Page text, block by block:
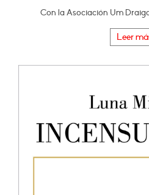
Con la Asociación Um
Leer